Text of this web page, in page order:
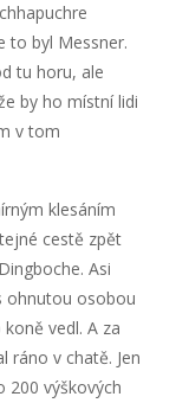
to byl Messner.
tu horu, ale
by ho místní lidi
v tom
klesáním
cestě zpět
Asi
ohnutou osobou
vedl. A za
ráno v chatě. Jen
200 výškových